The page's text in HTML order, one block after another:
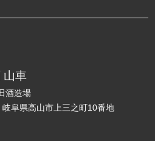
山車
酒造場
阜県高山市上三之町10番地